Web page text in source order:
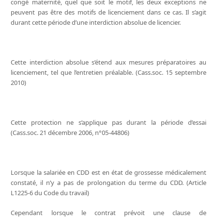
congé maternité, quel que soit le motif, les deux exceptions ne
peuvent pas être des motifs de licenciement dans ce cas. Il s’agit
durant cette période d’une interdiction absolue de licencier.
Cette interdiction absolue s’étend aux mesures préparatoires au
licenciement, tel que l’entretien préalable. (Cass.soc. 15 septembre
2010)
Cette protection ne s’applique pas durant la période d’essai
(Cass.soc. 21 décembre 2006, n°05-44806)
Lorsque la salariée en CDD est en état de grossesse médicalement
constaté, il n’y a pas de prolongation du terme du CDD. (Article
L1225-6 du Code du travail)
Cependant lorsque le contrat prévoit une clause de